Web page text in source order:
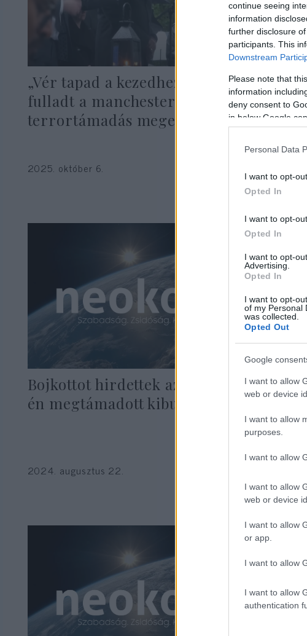
continue seeing
information
further disclosure
participants. This
Downstream
Please note that
information
deny consent to
in below Google
Personal Data
I want to opt-
Opted In
I want to opt-
Opted In
I want to opt-
Advertising.
Opted In
I want to opt-
of my Personal
was collected.
Opted Out
Google
I want to allow
web or device
I want to allow
purposes.
I want to allow
I want to allow
web or device
I want to allow
or app.
I want to allow
I want to allow
authentication
„Vér tapad a kezedhez” – káoszba
fulladt a manchesteri
terrortámadás megemlékezése
2025. október 6.
Bojkottot hirdettek az október 7-
én megtámadott kibucok
2024. augusztus 22.